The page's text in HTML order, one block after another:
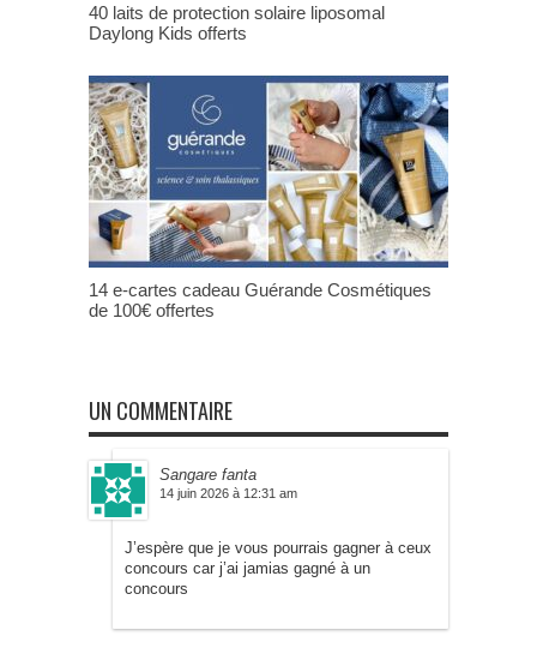
40 laits de protection solaire liposomal
Daylong Kids offerts
14 e-cartes cadeau Guérande Cosmétiques
de 100€ offertes
UN COMMENTAIRE
Sangare fanta
14 juin 2026 à 12:31 am
J’espère que je vous pourrais gagner à ceux
concours car j’ai jamias gagné à un
concours